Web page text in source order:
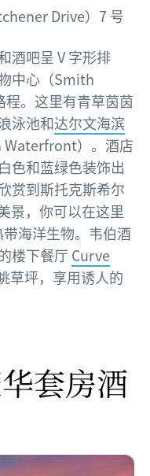
Drive）7 号
酒吧呈 V 字形排
中心（Smith
。这里有青草茵茵
泳池和达尔文海滨
Waterfront）。酒店
色和蓝绿色装饰出
赏到斯托克斯希尔
景，你可以在这里
海洋生物。韦伯酒
楼下餐厅 Curve
草坪，享用诱人的
套房酒